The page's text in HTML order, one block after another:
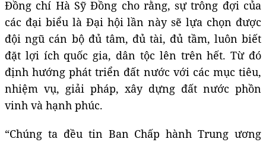
Đồng chí Hà Sỹ Đồng cho rằng, sự trông đợi của
các đại biểu là Đại hội lần này sẽ lựa chọn được
đội ngũ cán bộ đủ tâm, đủ tài, đủ tầm, luôn biết
đặt lợi ích quốc gia, dân tộc lên trên hết. Từ đó
định hướng phát triển đất nước với các mục tiêu,
nhiệm vụ, giải pháp, xây dựng đất nước phồn
vinh và hạnh phúc.
“Chúng ta đều tin Ban Chấp hành Trung ương